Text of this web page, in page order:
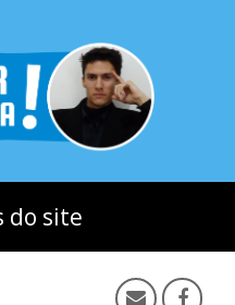
do site